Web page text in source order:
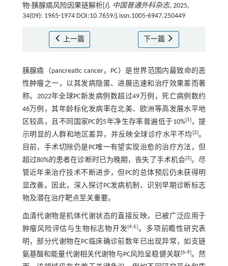
物-胰腺癌风险因果链解析[J]. 中国普通外科杂志, 2025,
34(09): 1965-1974 DOI:10.7659/j.issn.1005-6947.250449
上一篇 下一篇
胰腺癌（pancreatic cancer，PC）是世界范围内最致命的恶
性肿瘤之一，以其发病隐匿、进展迅速和治疗效果差而著
称。2022年全球PC新发病例数超过49万例，死亡病例数约
46万例，其年龄标化发病率在北美、欧洲等高发展水平地
区较高，且不同国家PC的5年净生存率普遍低于10%[1]，提
示明显的人群和地区差异，并反映全球诊疗水平不均 [2]。
目前，手术切除仍是PC唯一有望实现治愈的治疗方法，但
超过80%的患者在诊断时已为晚期，丧失了手术机会[3]。尽
管近年来治疗技术不断进步，但PC的总体预后仍未获得明
显改善。因此，深入探讨PC发病机制、识别早期诊断标志
物及潜在治疗靶点至关重要。
血清代谢物是机体代谢状态的直接反映，已被广泛应用于
肿瘤风险评估与生物标志物开发[4-5]。多项前瞻性研究表
明，部分代谢物在PC临床确诊前数年已出现异常，如支链
氨基酸和能量代谢相关代谢物与PC风险呈稳健关联[6-9]。然